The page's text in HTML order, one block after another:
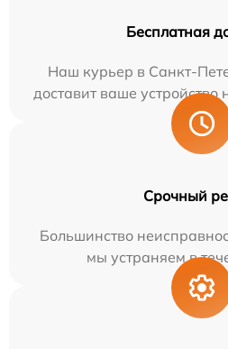
Бесплатная
Наш курьер в Санкт-
доставит ваше устройство
Срочный
Большинство
мы устраняем в